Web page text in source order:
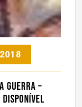
Guerra –